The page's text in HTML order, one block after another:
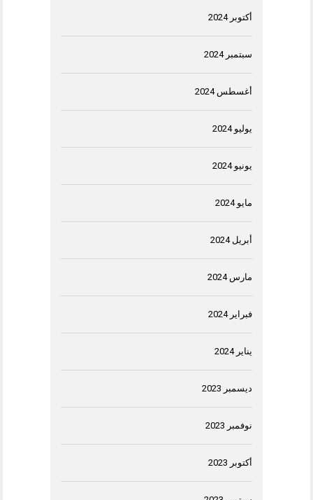
أكتوبر 2024
سبتمبر 2024
أغسطس 2024
يوليو 2024
يونيو 2024
مايو 2024
أبريل 2024
مارس 2024
فبراير 2024
يناير 2024
ديسمبر 2023
نوفمبر 2023
أكتوبر 2023